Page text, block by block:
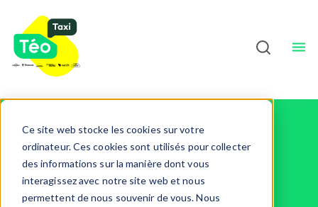
Ce site web stocke les cookies sur votre
ordinateur. Ces cookies sont utilisés pour collecter
des informations sur la manière dont vous
interagissez avec notre site web et nous
permettent de nous souvenir de vous. Nous
À Propos
Français
Blog Téo Taxi